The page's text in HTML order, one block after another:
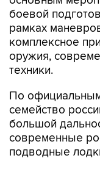
комплексное
оружия,
техники.
По
большой
современные
подводные
Корвет